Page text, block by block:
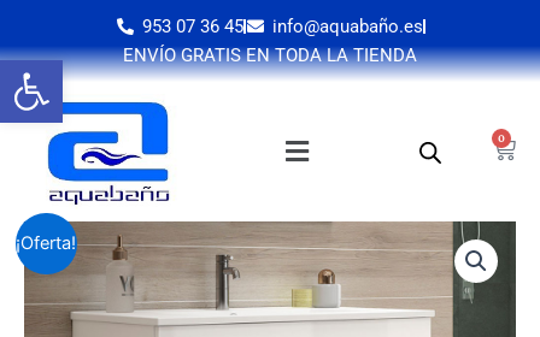
Abrir barra de herramientas
contenido
953 07 36 45
info@aquabaño.es
ENVÍO GRATIS EN TODA LA TIENDA
0
Cart
¡Oferta!
MUEBLE
VISION
CAJ